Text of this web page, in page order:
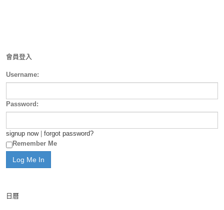
會員登入
Username:
Password:
signup now| forgot password?
Remember Me
日曆